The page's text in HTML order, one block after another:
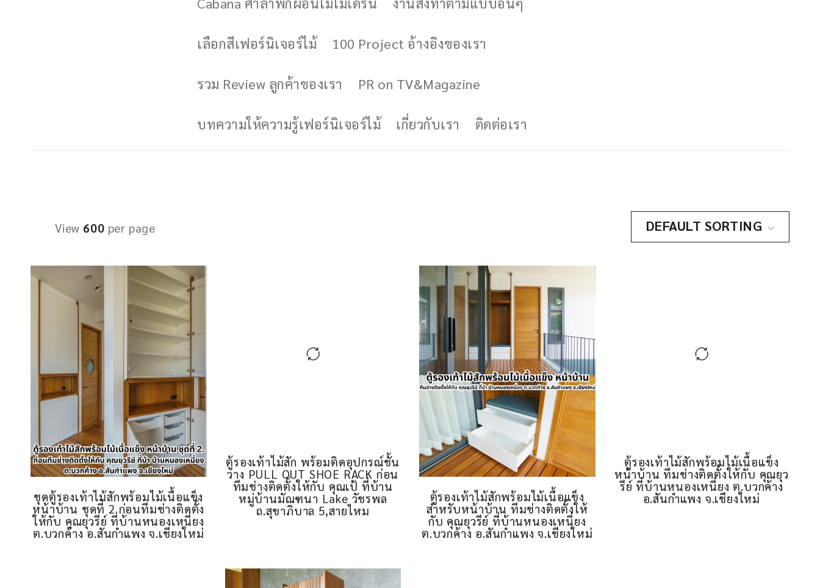
เลือกสีเฟอร์นิเจอร์ไม้ 100 Project อ้างอิงของเรา
รวม Review ลูกค้าของเรา PR on TV&Magazine
บทความให้ความรู้เฟอร์นิเจอร์ไม้ เกี่ยวกับเรา ติดต่อเรา
DEFAULT SORTING
View 600 per page
ชุดตู้รองเท้าไม้สักพร้อมไม้เนื้อแข็ง
หน้าบ้าน ชุดที่ 2 ก่อนทีมช่างติดตั้ง
ให้กับ คุณยุวรีย์ ที่บ้านหนองเหนี่ยง
ต.บวกค้าง อ.สันกำแพง จ.เชียงใหม่
ตู้รองเท้าไม้สัก พร้อมติดอุปกรณ์ชั้น
วาง PULL OUT SHOE RACK ก่อน
ทีมช่างติดตั้งให้กับ คุณเป้ ที่บ้าน
ตู้รองเท้าไม้สักพร้อมไม้เนื้อแข็ง
สำหรับหน้าบ้าน ทีมช่างติดตั้งให้
กับ คุณยุวรีย์ ที่บ้านหนองเหนี่ยง
ต.บวกค้าง อ.สันกำแพง จ.เชียงใหม่
ตู้รองเท้าไม้สักพร้อมไม้เนื้อแข็ง
หน้าบ้าน ทีมช่างติดตั้งให้กับ คุณยุว
รีย์ ที่บ้านหนองเหนี่ยง ต.บวกค้าง
อ.สันกำแพง จ.เชียงใหม่